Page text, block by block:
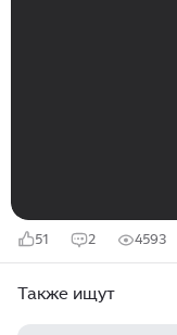
51 2 4593
Также ищут